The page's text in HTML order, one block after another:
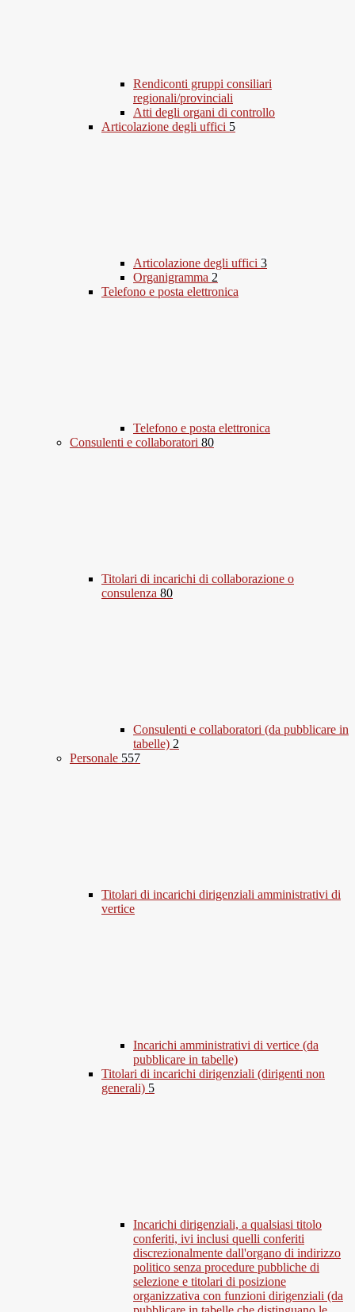
Rendiconti gruppi consiliari
regionali/provinciali
Atti degli organi di controllo
Articolazione degli uffici 5
Articolazione degli uffici 3
Organigramma 2
Telefono e posta elettronica
Telefono e posta elettronica
Consulenti e collaboratori 80
Titolari di incarichi di collaborazione o
consulenza 80
Consulenti e collaboratori (da pubblicare in
tabelle) 2
Personale 557
Titolari di incarichi dirigenziali amministrativi di
vertice
Incarichi amministrativi di vertice (da
pubblicare in tabelle)
Titolari di incarichi dirigenziali (dirigenti non
generali) 5
Incarichi dirigenziali, a qualsiasi titolo
conferiti, ivi inclusi quelli conferiti
discrezionalmente dall'organo di indirizzo
politico senza procedure pubbliche di
selezione e titolari di posizione
organizzativa con funzioni dirigenziali (da